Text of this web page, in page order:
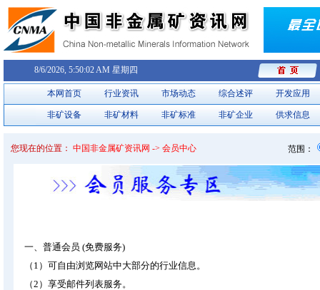
8/6/2026, 5:50:03 AM 星期四
本网首页 行业资讯 市场动态 综合述评 开发应用
非矿设备 非矿材料 非矿标准 非矿企业 供求信息
您现在的位置： 中国非金属矿资讯网 -> 会员中心 范围：
一、普通会员 (免费服务)
（1）可自由浏览网站中大部分的行业信息。
（2）享受邮件列表服务。